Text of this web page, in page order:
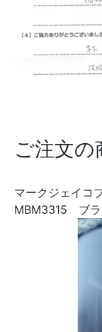
ご注文
マークジェイ
MBM3315 ブラ